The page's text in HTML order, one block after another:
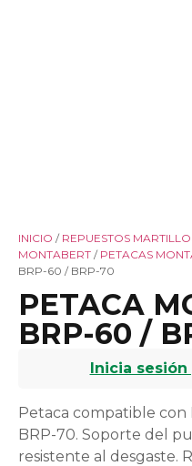
INICIO / REPUESTOS
MONTABERT / PETACAS
BRP-60 / BRP-70
PETACA
BRP-60 /
Inicia
Petaca compatible con
BRP-70. Soporte del
resistente al desgaste.